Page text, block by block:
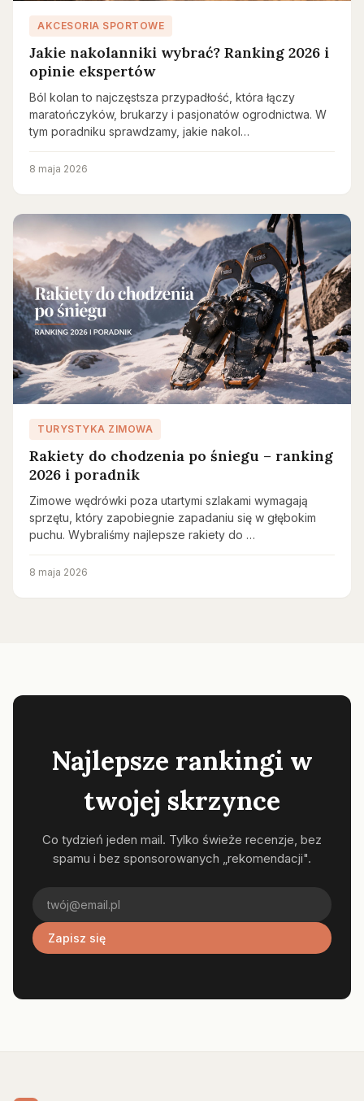
AKCESORIA SPORTOWE
Jakie nakolanniki wybrać? Ranking 2026 i
opinie ekspertów
Ból kolan to najczęstsza przypadłość, która łączy
maratończyków, brukarzy i pasjonatów ogrodnictwa. W
tym poradniku sprawdzamy, jakie nakol…
8 maja 2026
TURYSTYKA ZIMOWA
Rakiety do chodzenia po śniegu – ranking
2026 i poradnik
Zimowe wędrówki poza utartymi szlakami wymagają
sprzętu, który zapobiegnie zapadaniu się w głębokim
puchu. Wybraliśmy najlepsze rakiety do …
8 maja 2026
Najlepsze rankingi w
twojej skrzynce
Co tydzień jeden mail. Tylko świeże recenzje, bez
spamu i bez sponsorowanych „rekomendacji".
Zapisz się